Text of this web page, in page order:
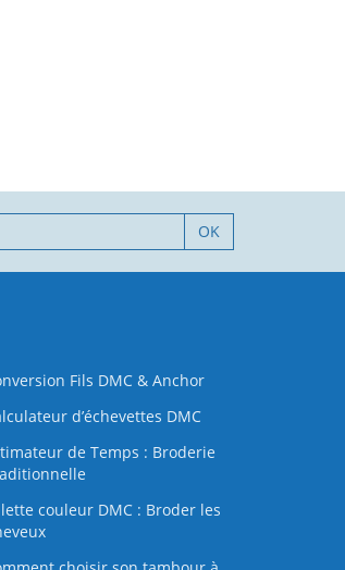
OK
Fils DMC & Anchor
d’échevettes DMC
de Temps : Broderie
couleur DMC : Broder les